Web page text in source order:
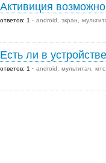
Активиция
ответов: 1 android экран
Есть ли в
ответов: 1 android мультитач